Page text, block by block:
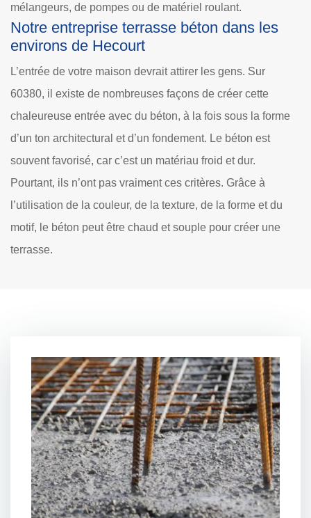
mélangeurs, de pompes ou de matériel roulant.
Notre entreprise terrasse béton dans les
environs de Hecourt
L’entrée de votre maison devrait attirer les gens. Sur
60380, il existe de nombreuses façons de créer cette
chaleureuse entrée avec du béton, à la fois sous la forme
d’un ton architectural et d’un fondement. Le béton est
souvent favorisé, car c’est un matériau froid et dur.
Pourtant, ils n’ont pas vraiment ces critères. Grâce à
l’utilisation de la couleur, de la texture, de la forme et du
motif, le béton peut être chaud et souple pour créer une
terrasse.